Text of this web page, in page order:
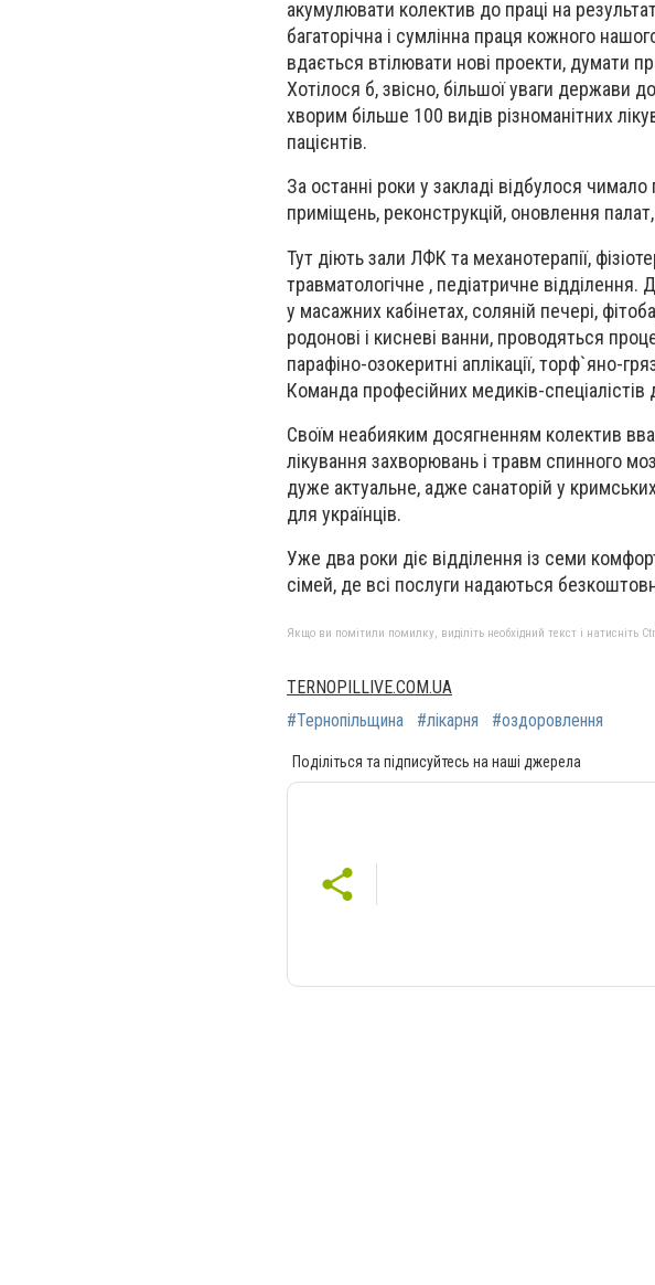
акумулювати колектив до праці на
багаторічна і сумлінна праця кожного
вдається втілювати нові проекти, думати
Хотілося б, звісно, більшої уваги держави
хворим більше 100 видів різноманітних
пацієнтів.
За останні роки у закладі відбулося
приміщень, реконструкцій, оновлення
Тут діють зали ЛФК та механотерапії,
травматологічне , педіатричне
у масажних кабінетах, соляній печері,
родонові і кисневі ванни, проводяться
парафіно-озокеритні аплікації, торф`яно-
Команда професійних медиків-
Своїм неабияким досягненням колектив
лікування захворювань і травм спинного
дуже актуальне, адже санаторій у
для українців.
Уже два роки діє відділення із семи
сімей, де всі послуги надаються
Якщо ви помітили помилку, виділіть необхідний текст і натисніть
TERNOPILLIVE.COM.UA
#Тернопільщина
#лікарня #оздоровлення
Поділіться та підписуйтесь на наші джерела